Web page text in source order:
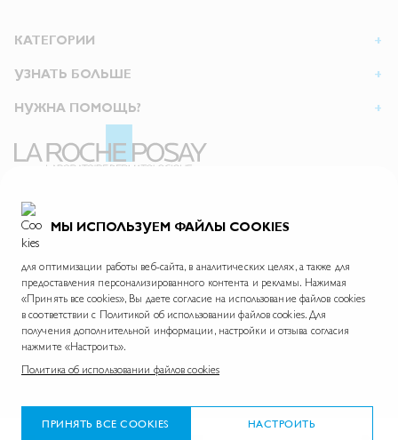
КАТЕГОРИИ
УЗНАТЬ БОЛЬШЕ
НУЖНА ПОМОЩЬ?
125047, г. Москва, вн.тер.г. муниципальный округ Тверской, пл. Тверская Застава, дом 4
ИНН 7726059896
На информационном ресурсе применяются рекомендательные технологии.
Политика обработки персональных данныхКарта сайта
Skin.ruМеждународный сайт
МЫ ИСПОЛЬЗУЕМ ФАЙЛЫ COOKIES
для оптимизации работы веб-сайта, в аналитических целях, а также для
предоставления персонализированного контента и рекламы. Нажимая
«Принять все cookies», Вы даете согласие на использование файлов cookies
в соответствии с Политикой об использовании файлов cookies. Для
получения дополнительной информации, настройки и отзыва согласия
нажмите «Настроить».
Политика об использовании файлов cookies
ПРИНЯТЬ ВСЕ COOKIES НАСТРОИТЬ